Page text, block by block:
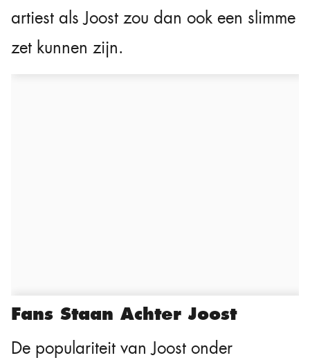
artiest als Joost zou dan ook een slimme
zet kunnen zijn.
Fans Staan Achter Joost
De populariteit van Joost onder